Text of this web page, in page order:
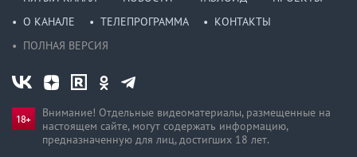
О КАНАЛЕ
ТЕЛЕПРОГРАММА
КОНТАКТЫ
ПОЛНАЯ ВЕРСИЯ
Внимание! Отдельные видеоматериалы, размещенные на
настоящем сайте, могут содержать информацию,
предназначен­ную для лиц, достигших 18 лет.